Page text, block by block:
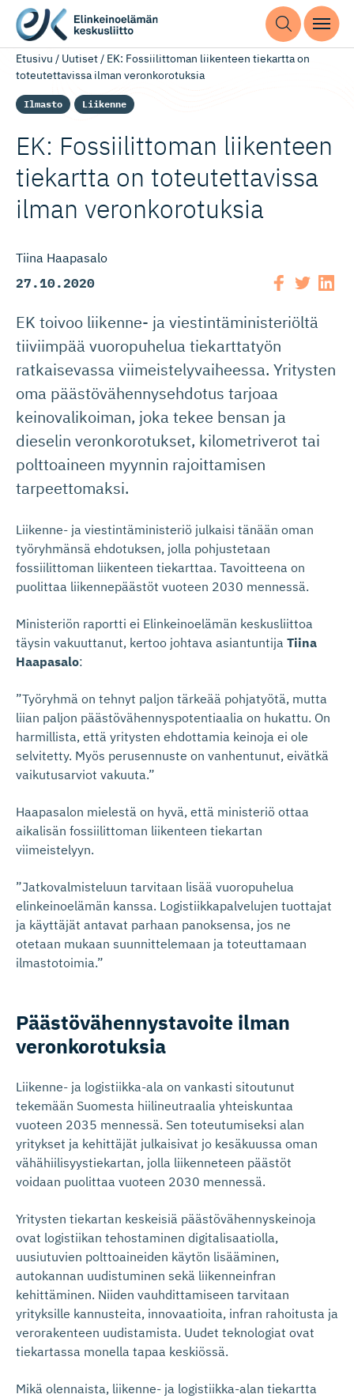
Etusivu / Uutiset/ EK: Fossiilittoman liikenteen tiekartta on
toteutettavissa ilman veronkorotuksia
Ilmasto Liikenne
EK: Fossiilittoman liikenteen
tiekartta on toteutettavissa
ilman veronkorotuksia
Tiina Haapasalo
27.10.2020
EK toivoo liikenne- ja viestintäministeriöltä
tiiviimpää vuoropuhelua tiekarttatyön
ratkaisevassa viimeistelyvaiheessa. Yritysten
oma päästövähennysehdotus tarjoaa
keinovalikoiman, joka tekee bensan ja
dieselin veronkorotukset, kilometriverot tai
polttoaineen myynnin rajoittamisen
tarpeettomaksi.
Liikenne- ja viestintäministeriö julkaisi tänään oman
työryhmänsä ehdotuksen, jolla pohjustetaan
fossiilittoman liikenteen tiekarttaa. Tavoitteena on
puolittaa liikennepäästöt vuoteen 2030 mennessä.
Ministeriön raportti ei Elinkeinoelämän keskusliittoa
täysin vakuuttanut, kertoo johtava asiantuntija Tiina
Haapasalo:
”Työryhmä on tehnyt paljon tärkeää pohjatyötä, mutta
liian paljon päästövähennyspotentiaalia on hukattu. On
harmillista, että yritysten ehdottamia keinoja ei ole
selvitetty. Myös perusennuste on vanhentunut, eivätkä
vaikutusarviot vakuuta.”
Haapasalon mielestä on hyvä, että ministeriö ottaa
aikalisän fossiilittoman liikenteen tiekartan
viimeistelyyn.
”Jatkovalmisteluun tarvitaan lisää vuoropuhelua
elinkeinoelämän kanssa. Logistiikkapalvelujen tuottajat
ja käyttäjät antavat parhaan panoksensa, jos ne
otetaan mukaan suunnittelemaan ja toteuttamaan
ilmastotoimia.”
Päästövähen­nys­tavoite ilman
veronkorotuksia
Liikenne- ja logistiikka-ala on vankasti sitoutunut
tekemään Suomesta hiilineutraalia yhteiskuntaa
vuoteen 2035 mennessä. Sen toteutumiseksi alan
yritykset ja kehittäjät julkaisivat jo kesäkuussa oman
vähähiilisyystiekartan, jolla liikenneteen päästöt
voidaan puolittaa vuoteen 2030 mennessä.
Yritysten tiekartan keskeisiä päästövähennyskeinoja
ovat logistiikan tehostaminen digitalisaatiolla,
uusiutuvien polttoaineiden käytön lisääminen,
autokannan uudistuminen sekä liikenneinfran
kehittäminen. Niiden vauhdittamiseen tarvitaan
yrityksille kannusteita, innovaatioita, infran rahoitusta ja
verorakenteen uudistamista. Uudet teknologiat ovat
tiekartassa monella tapaa keskiössä.
Mikä olennaista, liikenne- ja logistiikka-alan tiekartta